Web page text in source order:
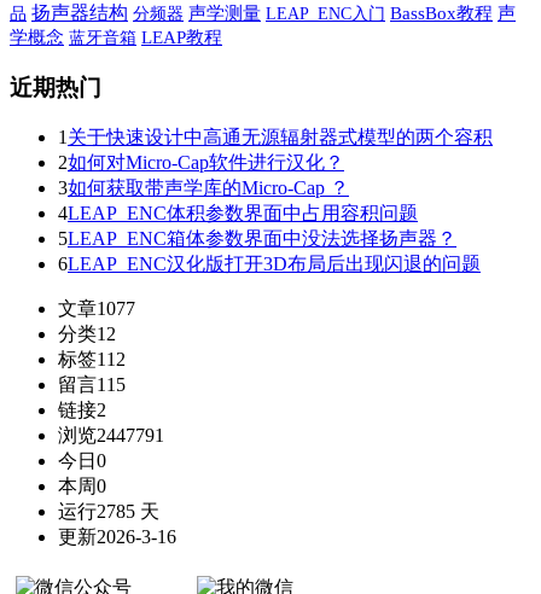
品 扬声器结构 分频器 声学测量 LEAP_ENC入门 BassBox教程 声
学概念 蓝牙音箱 LEAP教程
近期热门
1关于快速设计中高通无源辐射器式模型的两个容积
2如何对Micro-Cap软件进行汉化？
3如何获取带声学库的Micro-Cap ？
4LEAP_ENC体积参数界面中占用容积问题
5LEAP_ENC箱体参数界面中没法选择扬声器？
6LEAP_ENC汉化版打开3D布局后出现闪退的问题
文章1077
分类12
标签112
留言115
链接2
浏览2447791
今日 0
本周0
运行2785 天
更新2026-3-16